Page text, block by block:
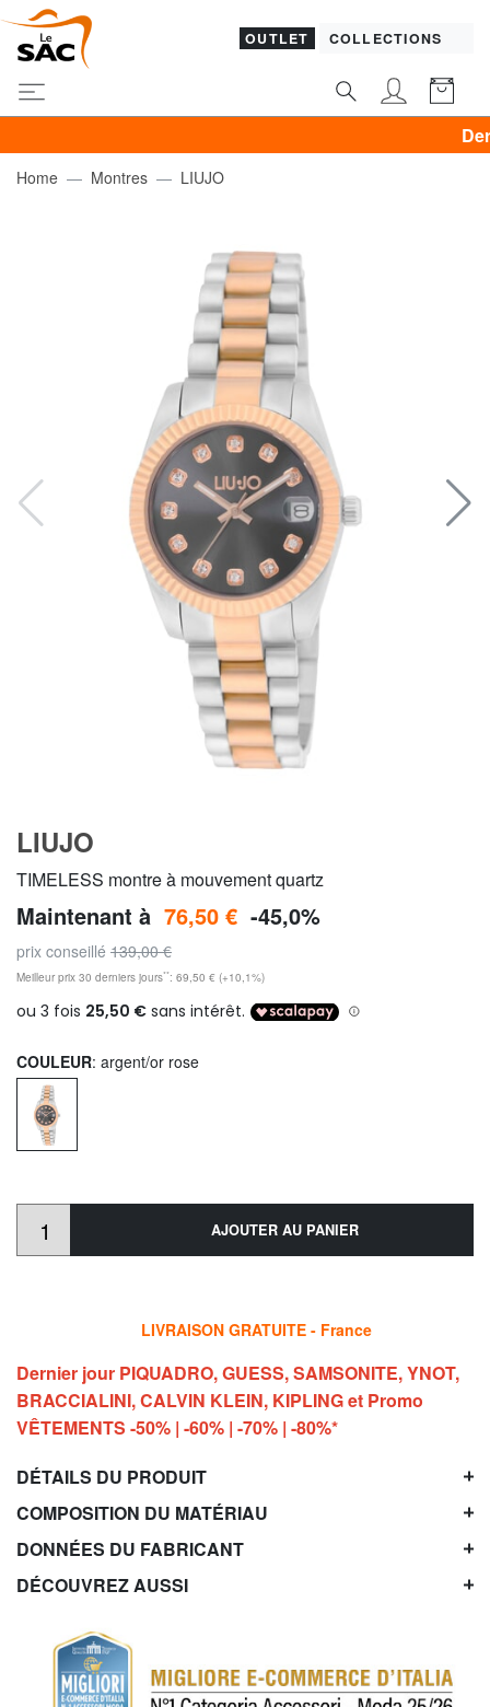
OUTLET COLLECTIONS
Dernier
Home Montres LIUJO
LIUJO
TIMELESS montre à mouvement quartz
Maintenant à 76,50 € -45,0%
prix conseillé 139,00 €
Meilleur prix 30 derniers jours**: 69,50 € (+10,1%)
COULEUR: argent/or rose
AJOUTER AU PANIER
LIVRAISON GRATUITE - France
Dernier jour PIQUADRO, GUESS, SAMSONITE, YNOT,
BRACCIALINI, CALVIN KLEIN, KIPLING et Promo
VÊTEMENTS -50% | -60% | -70% | -80%*
DÉTAILS DU PRODUIT
COMPOSITION DU MATÉRIAU
DONNÉES DU FABRICANT
DÉCOUVREZ AUSSI